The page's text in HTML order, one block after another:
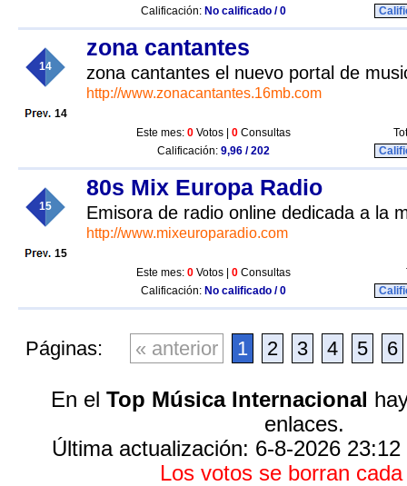
Calificación: No calificado / 0
14
14
zona cantantes
zona cantantes el nuevo portal de
http://www.zonacantantes.16mb.com
Este mes: 0 Votos | 0 Consultas
Calificación: 9,96 / 202
15
15
80s Mix Europa Radio
Emisora de radio online dedicada a la
http://www.mixeuroparadio.com
Este mes: 0 Votos | 0 Consultas
Calificación: No calificado / 0
Páginas: « anterior 1 2 3 4 5 6
En el Top Música Internacional
enlaces.
Última actualización: 6-8-2026
Los votos se borran